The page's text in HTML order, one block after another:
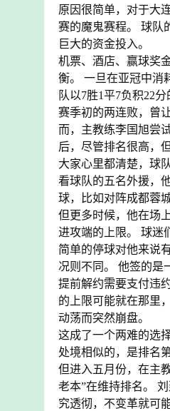
原因很简单，对于大
赛的魔鬼赛程。 球队
巨大的资金投入。
机票、酒店、赢球奖
衡。 一旦在亚冠中消
队以7胜1平7负积22
赛季初的两连败，曾
而，主教练李国旭尝
后，尽管排名很高，
大家心里都清楚，球
看球队的五名外援，
球，比如对阵成都蓉
但更多时候，他在场
进攻端的上限。 球迷
简单的停球对他来说
况则不同。 他签的是
提前解约需要支付违
的上限可能就在那里
动荡而突然崩盘。
这成了一个两难的选
处境相似的，是排名
但进入五月份，在主
老本”在维持排名。
究透彻，不变革就可